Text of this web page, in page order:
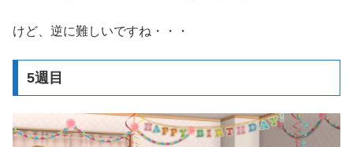
けど、逆に難しいですね・・・
5週目